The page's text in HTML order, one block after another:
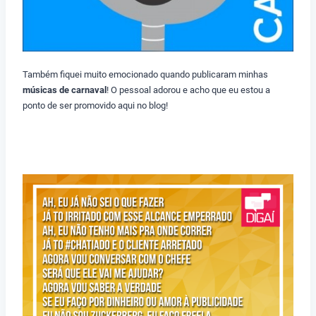
Também fiquei muito emocionado quando publicaram minhas
músicas de carnaval ! O pessoal adorou e acho que eu estou a
ponto de ser promovido aqui no blog!